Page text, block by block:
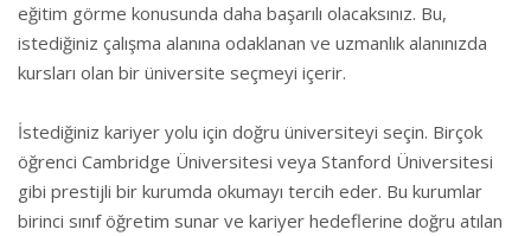
eğitim görme konusunda daha başarılı olacaksınız. Bu,
istediğiniz çalışma alanına odaklanan ve uzmanlık alanınızda
kursları olan bir üniversite seçmeyi içerir.
İstediğiniz kariyer yolu için doğru üniversiteyi seçin. Birçok
öğrenci Cambridge Üniversitesi veya Stanford Üniversitesi
gibi prestijli bir kurumda okumayı tercih eder. Bu kurumlar
birinci sınıf öğretim sunar ve kariyer hedeflerine doğru atılan